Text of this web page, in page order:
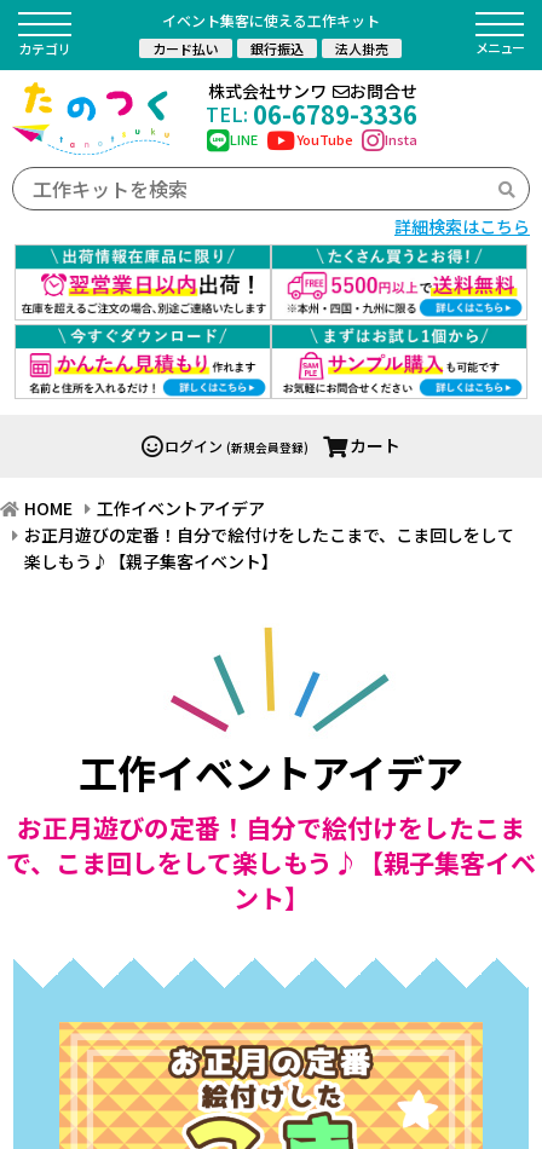
イベント集客に使える工作キット
カード払い 銀行振込 法人掛売
詳細検索はこちら
株式会社サンワ お問合せ
TEL: 06-6789-3336
LINE YouTube Insta
カテゴリ
ログイン (新規会員登録) カート
HOME
工作イベントアイデア
お正月遊びの定番！自分で絵付けをしたこまで、こま回しをして
楽しもう♪【親子集客イベント】
工作イベントアイデア
お正月遊びの定番！自分で絵付けをしたこま
で、こま回しをして楽しもう♪【親子集客イベ
ント】